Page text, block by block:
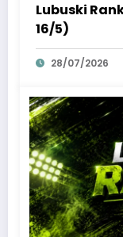
Lubuski
16/5)
28/07/2026